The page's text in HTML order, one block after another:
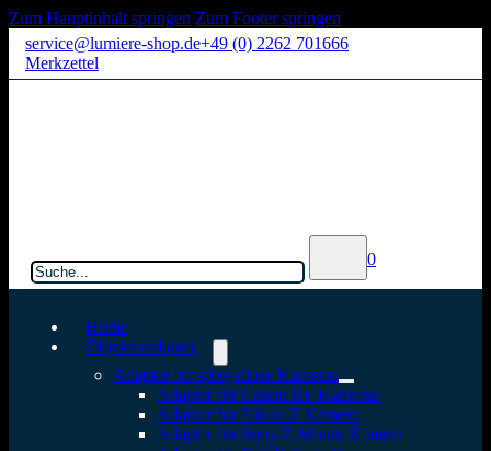
Zum Hauptinhalt springen Zum Footer springen
service@lumiere-shop.de+49 (0) 2262 701666
Merkzettel
0
Home
Objektivadapter
Adapter für spiegellose Kameras
Adapter für Canon RF Kameras
Adapter für Nikon Z Kamera
Adapter für Sony-E Mount Kamera